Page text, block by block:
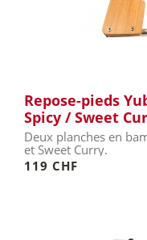
Repose-pieds
Spicy / Sweet
Deux planches en
et Sweet Curry.
119 CHF